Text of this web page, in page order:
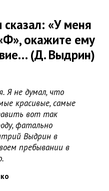
«У меня
окажите ему
(Д. Выдрин)
Я не думал, что
красивые, самые
вот так
фатально
Выдрин в
пребывании в